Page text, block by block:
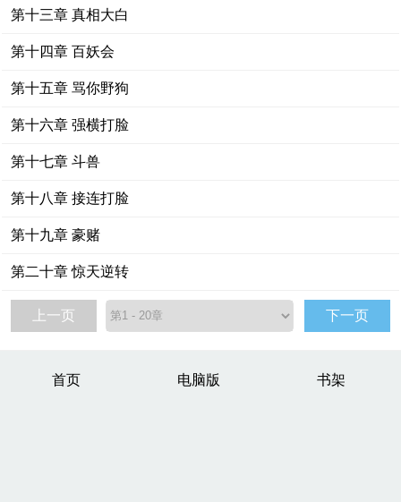
第十三章 真相大白
第十四章 百妖会
第十五章 骂你野狗
第十六章 强横打脸
第十七章 斗兽
第十八章 接连打脸
第十九章 豪赌
第二十章 惊天逆转
上一页 下一页
首页 电脑版 书架